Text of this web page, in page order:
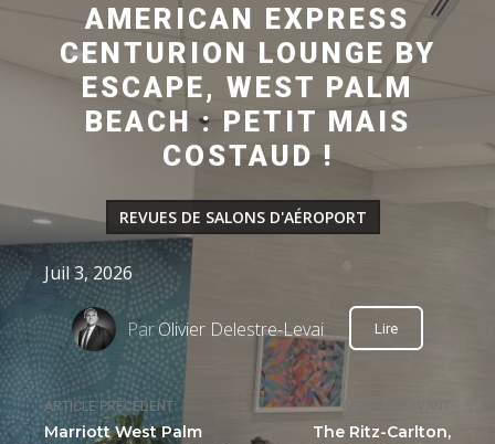
ARTICLE PRÉCÉDENT
Marriott West Palm
ARTICLE SUIVANT
The Ritz-Carlton,
AMERICAN EXPRESS
CENTURION LOUNGE BY
ESCAPE, WEST PALM
BEACH : PETIT MAIS
COSTAUD !
REVUES DE SALONS D'AÉROPORT
Juil 3, 2026
ParOlivier Delestre-Levai Lire